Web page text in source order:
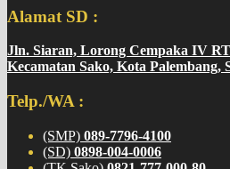
Alamat SD :
Jln. Siaran, Lorong Cempaka IV
Kecamatan Sako, Kota Palembang,
Telp./WA :
(SMP) 089-7796-4100
(SD) 0898-004-0006